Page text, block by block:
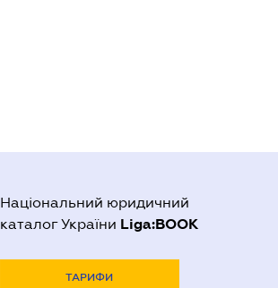
Національний юридичний
каталог України Liga:BOOK
ТАРИФИ